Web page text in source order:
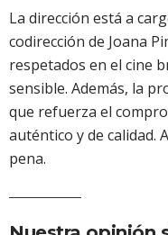
La dirección está a
codirección de Joana
respetados en el cine
sensible. Además, la
que refuerza el
auténtico y de calidad.
pena.